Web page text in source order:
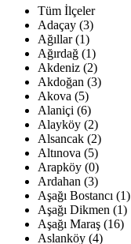
Tüm İlçeler
Adaçay (3)
Ağıllar (1)
Ağırdağ (1)
Akdeniz (2)
Akdoğan (3)
Akova (5)
Alaniçi (6)
Alayköy (2)
Alsancak (2)
Altınova (5)
Arapköy (0)
Ardahan (3)
Aşağı Bostancı (1)
Aşağı Dikmen (1)
Aşağı Maraş (16)
Aslanköy (4)